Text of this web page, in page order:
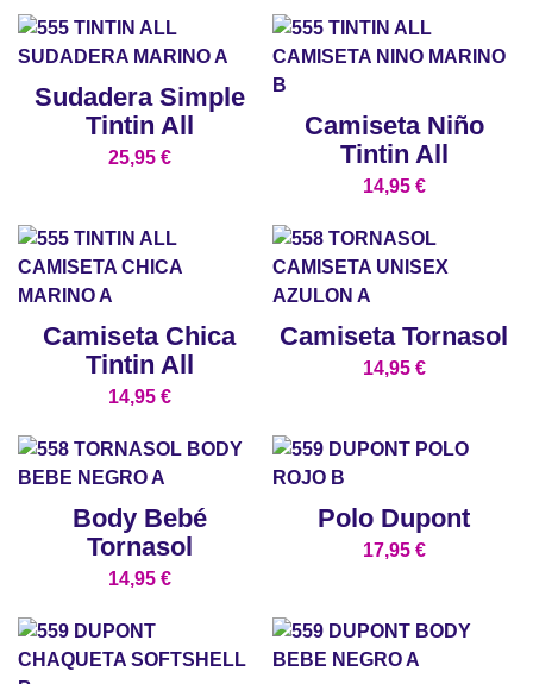
Sudadera Simple
Tintin All
25,95 €
Camiseta Niño
Tintin All
14,95 €
Camiseta Chica
Tintin All
14,95 €
Camiseta Tornasol
14,95 €
Body Bebé
Tornasol
14,95 €
Polo Dupont
17,95 €